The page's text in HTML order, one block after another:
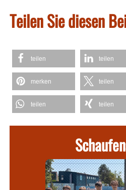
Teilen Sie diesen
teilen teilen
merken teilen
teilen teilen